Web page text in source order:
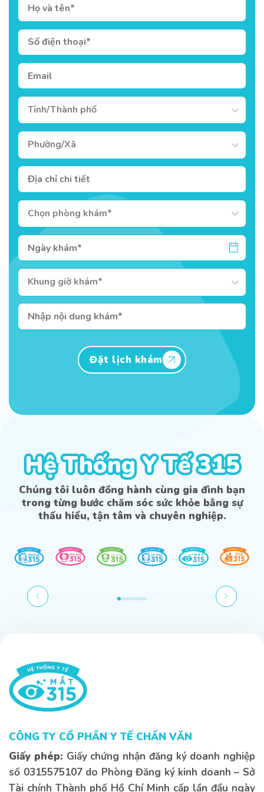
Tỉnh/Thành phố
Phường/Xã
Chọn phòng khám*
Khung giờ khám*
Đặt lịch khám
Hệ Thống Y Tế 315
Hệ Thống Y Tế 315
Chúng tôi luôn đồng hành cùng gia đình bạn
trong từng bước chăm sóc sức khỏe bằng sự
thấu hiểu, tận tâm và chuyên nghiệp.
CÔNG TY CỔ PHẦN Y TẾ CHẤN VĂN
Giấy phép: Giấy chứng nhận đăng ký doanh nghiệp
số 0315575107 do Phòng Đăng ký kinh doanh – Sở
Tài chính Thành phố Hồ Chí Minh cấp lần đầu ngày
Nếu bạn có bất kì thắc mắc
lại thông tin bên dưới để
nhất